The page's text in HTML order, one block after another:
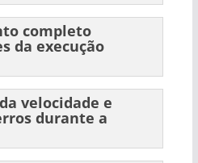
completo
da execução
velocidade e
durante a